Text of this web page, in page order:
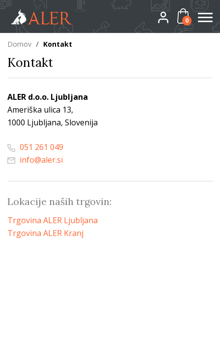
0
Domov / Kontakt
Kontakt
ALER d.o.o. Ljubljana
Ameriška ulica 13,
1000 Ljubljana, Slovenija
051 261 049
info@aler.si
Lokacije naših trgovin:
Trgovina ALER Ljubljana
Trgovina ALER Kranj